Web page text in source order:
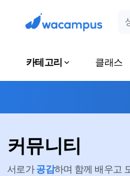
카테고리 클래스
커뮤니티
서로가공감하며 함께 배우고